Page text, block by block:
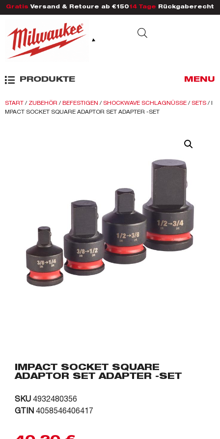
Gratis Versand & Retoure ab €150 14 Tage Rückgaberecht
PRODUKTE MENU
START / ZUBEHÖR / BEFESTIGEN / SHOCKWAVE SCHLAGNÜSSE / SETS / I
MPACT SOCKET SQUARE ADAPTOR SET ADAPTER -SET
IMPACT SOCKET SQUARE
ADAPTOR SET ADAPTER -SET
SKU 4932480356
GTIN 4058546406417